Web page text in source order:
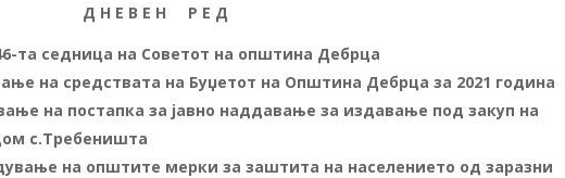
Д Н Е В Е Н Р Е Д
6-та седница на Советот на општина Дебрца
на средствата на Буџетот на Општина Дебрца за 2021 година
на постапка за јавно наддавање за издавање под закуп на
с.Требеништа
на општите мерки за заштита на населението од заразни